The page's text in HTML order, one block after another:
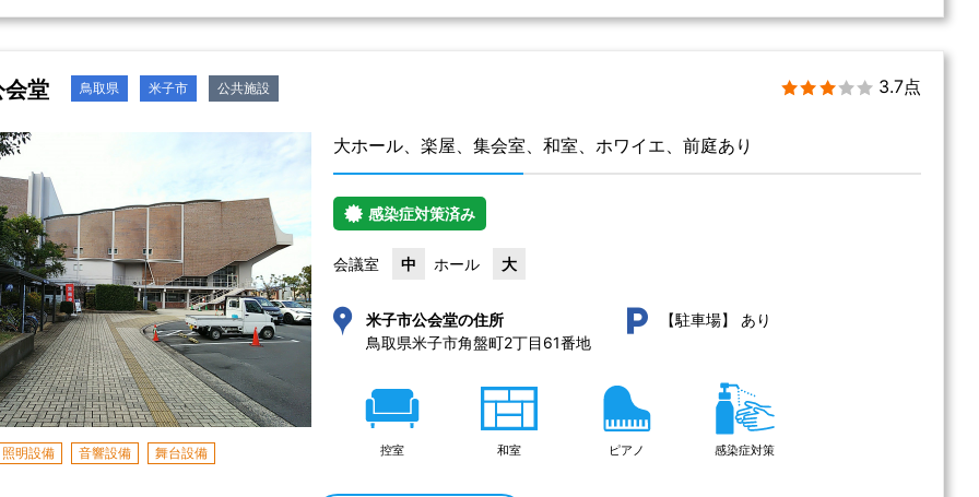
会堂 鳥取県 米子市 公共施設 3.7点
照明設備 音響設備 舞台設備
大ホール、楽屋、集会室、和室、ホワイエ、前庭あり
感染症対策済み
会議室 中 ホール 大
米子市公会堂の住所
鳥取県米子市角盤町2丁目61番地
【駐車場】 あり
控室 和室 ピアノ 感染症対策